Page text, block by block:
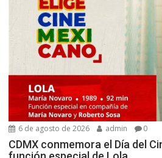
6 de agosto de 2026 admin 0
CDMX conmemora el Día del